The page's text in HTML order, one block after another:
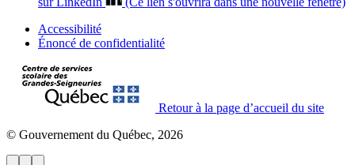
Accessibilité
Énoncé de confidentialité
Retour à la page d’accueil du site
© Gouvernement du Québec, 2026